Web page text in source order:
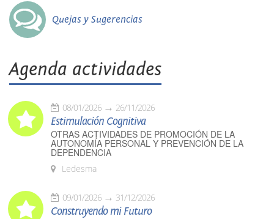
Quejas y Sugerencias
Agenda actividades
08/01/2026 26/11/2026
Estimulación Cognitiva
OTRAS ACTIVIDADES DE PROMOCIÓN DE LA
AUTONOMÍA PERSONAL Y PREVENCIÓN DE LA
DEPENDENCIA
Ledesma
09/01/2026 31/12/2026
Construyendo mi Futuro